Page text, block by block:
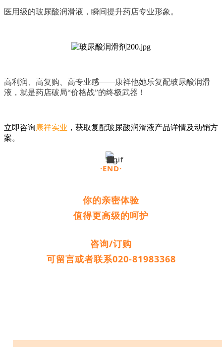
医用级的玻尿酸润滑液， 瞬间提升药店专业形象。
高利润、高复购、高专业感——康祥他她乐复配玻尿酸润滑
液，就是药店破局“价格战”的终极武器！
立即咨询康祥实业 ，获取复配玻尿酸润滑液产品详情及动销方
案。
·END·
你的亲密体验
值得更高级的呵护
咨询/订购
可留言或者联系020-81983368